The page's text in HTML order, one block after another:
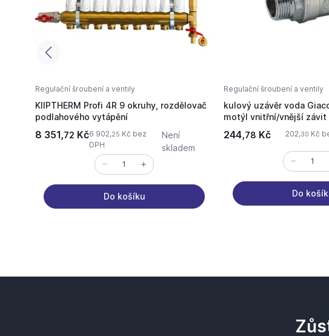
Regulační šroubení a ventily
KIIPTHERM Profi 4R 9 okruhy, rozdělovač
podlahového vytápění
8 351,72 Kč6 902,25 Kč bez
DPH
Není
skladem
Do košíku
Regulační šroubení a ventily
kulový uzávěr voda
motýl vnitřní/vnější závit
244,78 Kč 202,30 Kč
Do